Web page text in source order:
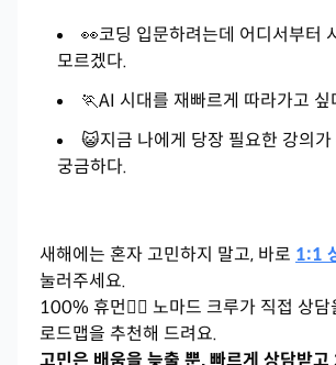
👀코딩 입문하려는데 어디서부터
모르겠다.
🏃AI 시대를 재빠르게 따라가고 싶
😺지금 나에게 당장 필요한 강의가
궁금하다.
새해에는 혼자 고민하지 말고, 바로 1:1
눌러주세요.
100% 휴먼💁‍♀️ 노마드 크루가 직접 상담
로드맵을 추천해 드려요.
고민은 배움을 늦출 뿐. 빠르게 상담받